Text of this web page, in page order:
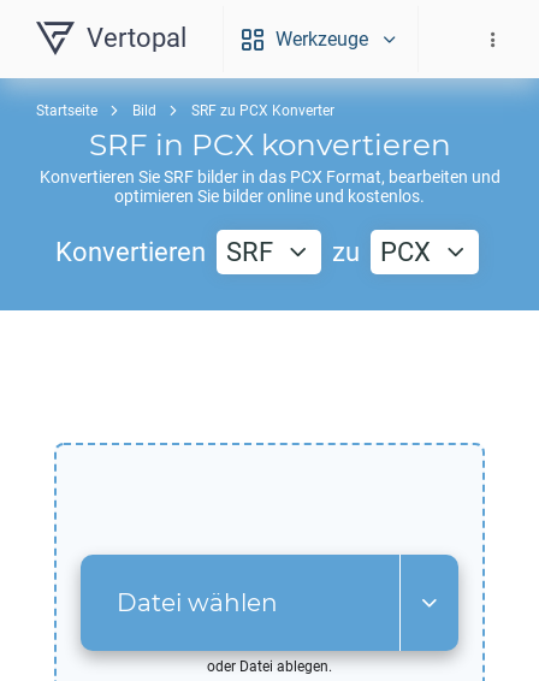
Vertopal Werkzeuge
Startseite Bild SRF zu PCX Konverter
SRF in PCXkonvertieren
Konvertieren SieSRFbilder in das PCX Format, bearbeiten und
optimieren Sie bilder online und kostenlos.
Konvertieren SRF zu PCX
Datei wählen
oder Datei ablegen.